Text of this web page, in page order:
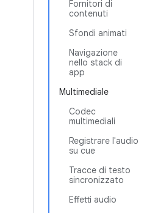
Fornitori di
contenuti
Sfondi animati
Navigazione
nello stack di
app
Multimediale
Codec
multimediali
Registrare l'audio
su cue
Tracce di testo
sincronizzato
Effetti audio